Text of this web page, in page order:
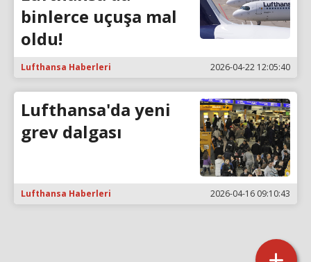
binlerce uçuşa mal
oldu!
Lufthansa Haberleri 2026-04-22 12:05:40
Lufthansa'da yeni
grev dalgası
Lufthansa Haberleri 2026-04-16 09:10:43